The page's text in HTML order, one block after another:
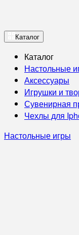
Каталог
Каталог
Настольные
Аксессуары
Игрушки и
Сувенирная
Чехлы для
Настольные игры